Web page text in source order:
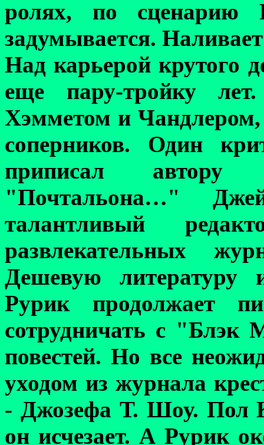
ролях, по сценарию
задумывается.
Над карьерой крутого
еще пару-тройку
Хэмметом и
соперников. Один
приписал
"Почтальона…"
талантливый
развлекательных
Дешевую литературу
Рурик продолжает
сотрудничать с "Блэк
повестей. Но все
уходом из журнала
- Джозефа Т. Шоу. Пол
он исчезает. А Рурик